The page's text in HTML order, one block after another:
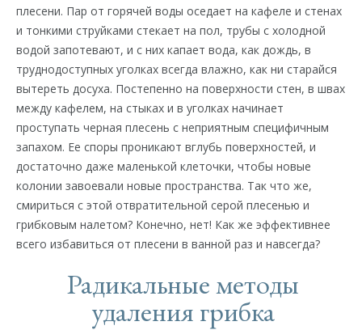
плесени. Пар от горячей воды оседает на кафеле и стенах
и тонкими струйками стекает на пол, трубы с холодной
водой запотевают, и с них капает вода, как дождь, в
труднодоступных уголках всегда влажно, как ни старайся
вытереть досуха. Постепенно на поверхности стен, в швах
между кафелем, на стыках и в уголках начинает
проступать черная плесень с неприятным специфичным
запахом. Ее споры проникают вглубь поверхностей, и
достаточно даже маленькой клеточки, чтобы новые
колонии завоевали новые пространства. Так что же,
смириться с этой отвратительной серой плесенью и
грибковым налетом? Конечно, нет! Как же эффективнее
всего избавиться от плесени в ванной раз и навсегда?
Радикальные методы
удаления грибка